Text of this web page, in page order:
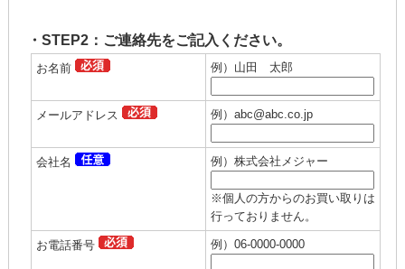
・STEP2：ご連絡先をご記入ください。
お名前 例）山田 太郎
メールアドレス 例）abc@abc.co.jp
会社名 例）株式会社メジャー
※個人の方からのお買い取りは
行っておりません。
お電話番号 例）06-0000-0000